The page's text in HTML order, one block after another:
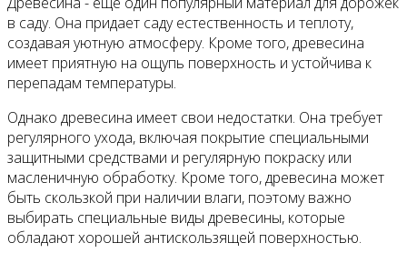
в саду. Она придает саду естественность и теплоту,
создавая уютную атмосферу. Кроме того, древесина
имеет приятную на ощупь поверхность и устойчива к
перепадам температуры.
Однако древесина имеет свои недостатки. Она требует
регулярного ухода, включая покрытие специальными
защитными средствами и регулярную покраску или
масленичную обработку. Кроме того, древесина может
быть скользкой при наличии влаги, поэтому важно
выбирать специальные виды древесины, которые
обладают хорошей антискользящей поверхностью.